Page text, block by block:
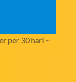
per 30 hari ~